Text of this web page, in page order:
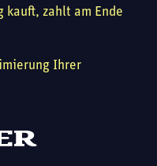
kauft, zahlt am Ende
Ihrer